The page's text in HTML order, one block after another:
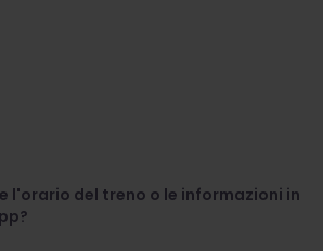
l'orario del treno o le informazioni in